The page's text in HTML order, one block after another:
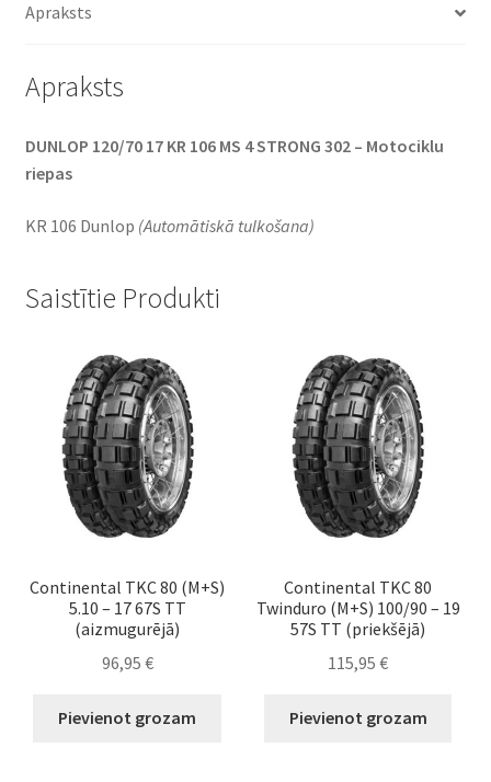
Apraksts
Apraksts
DUNLOP 120/70 17 KR 106 MS 4 STRONG 302 – Motociklu
riepas
KR 106 Dunlop (Automātiskā tulkošana)
Saistītie Produkti
Continental TKC 80 (M+S)
5.10 – 17 67S TT
(aizmugurējā)
96,95 €
Pievienot grozam
Continental TKC 80
Twinduro (M+S) 100/90 – 19
57S TT (priekšējā)
115,95€
Pievienot grozam